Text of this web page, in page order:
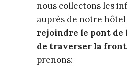
nous collectons les
auprès de notre
rejoindre le pont de
de traverser la
prenons: